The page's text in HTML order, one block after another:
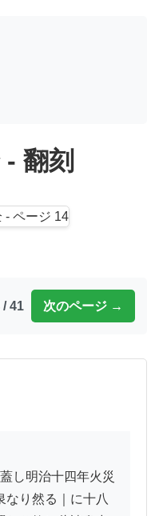
翻刻
/ 41 次のページ →
なり然る｜に十八